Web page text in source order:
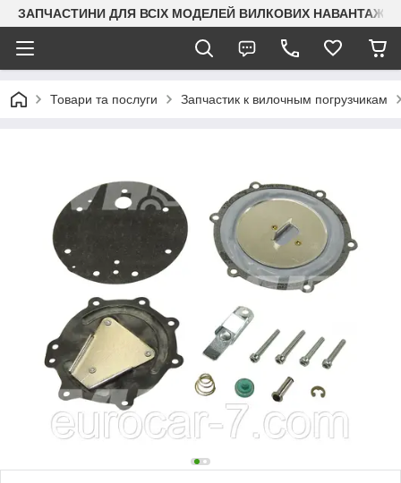
ЗАПЧАСТИНИ ДЛЯ ВСІХ МОДЕЛЕЙ ВИЛКОВИХ
Товари та послуги Запчастик к вилочным погрузчикам